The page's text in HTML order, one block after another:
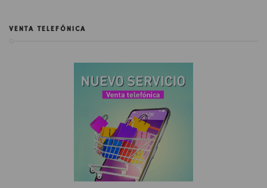
VENTA TELEFÓNICA